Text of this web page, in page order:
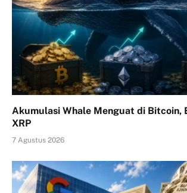
Akumulasi Whale Menguat di Bitcoin,
XRP
7 Agustus 2026